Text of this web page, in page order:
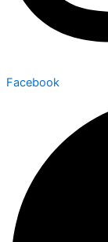
Facebook